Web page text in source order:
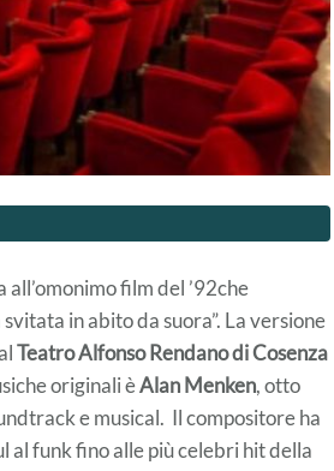
film del ’92che
in abito da suora”. La versione
Teatro Alfonso Rendano di Cosenza
originali èAlan Menken, otto
e musical. Il compositore ha
al funk fino alle più celebri hit della